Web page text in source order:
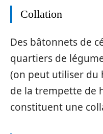
Collation
Des bâtonnets de
quartiers de
(on peut utiliser du
de la trempette de
constituent une